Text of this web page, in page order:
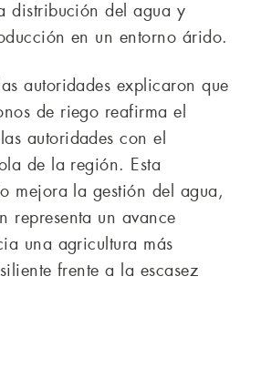
distribución del agua y
en un entorno árido.
autoridades explicaron que
de riego reafirma el
autoridades con el
de la región. Esta
mejora la gestión del agua,
representa un avance
una agricultura más
frente a la escasez